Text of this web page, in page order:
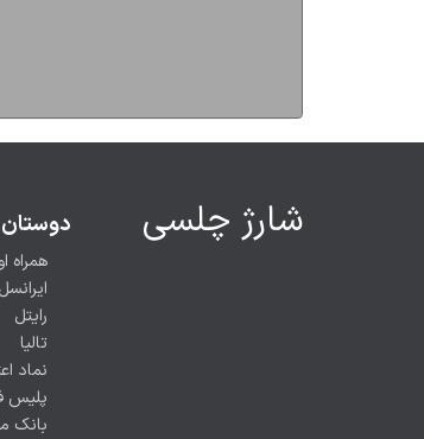
شارژ چلسی
همراه
ایرانسل
رایتل
تالیا
نماد
پلیس
بانک